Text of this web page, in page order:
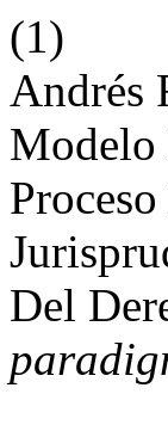
(1)
Andrés
Modelo
Del